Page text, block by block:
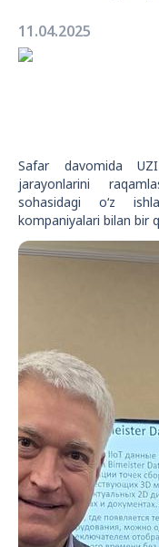
11.04.2025
Safar davomida
jarayonlarini
sohasidagi o‘z
kompaniyalari bilan bir